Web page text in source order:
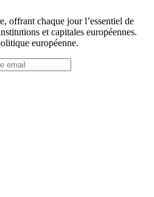
offrant chaque jour l’essentiel de
et capitales européennes.
européenne.